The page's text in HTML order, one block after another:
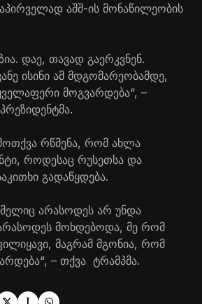
აშშ-ის მონაწილეობის
დაე, თავად გაერკვნენ.
ისინი ამ მდგომარეობამდე,
მოგვარდება“, –
რწმენა, რომ ახლა
როდესაც რუსეთსა და
გადაწყდება.
არასოდეს არ უნდა
მოხდებოდა, მე რომ
მაგრამ მგონია, რომ
– თქვა ტრამპმა.